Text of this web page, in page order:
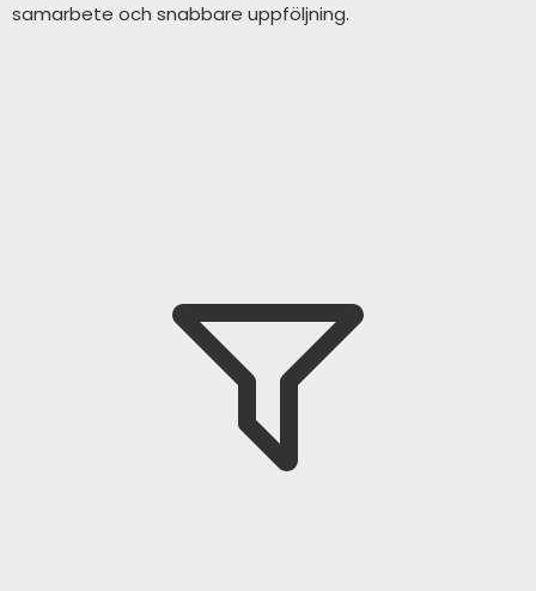
samarbete och snabbare uppföljning.